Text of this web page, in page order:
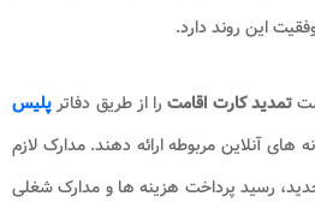
این روند دارد.
تمدید کارت اقامترا از طریق دفاترپلیس
های آنلاین مربوطه ارائه دهند. مدارک لازم
رسید پرداخت هزینه ها و مدارک شغلی